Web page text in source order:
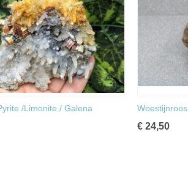
/Limonite / Galena Woestijnroos
€ 24,50